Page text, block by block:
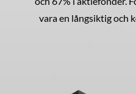
vara en långsiktig och